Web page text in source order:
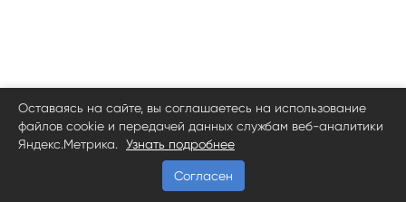
Оставаясь на сайте, вы соглашаетесь на использование
файлов cookie и передачей данных службам веб-аналитики
Яндекс.Метрика.
Узнать подробнее
Согласен